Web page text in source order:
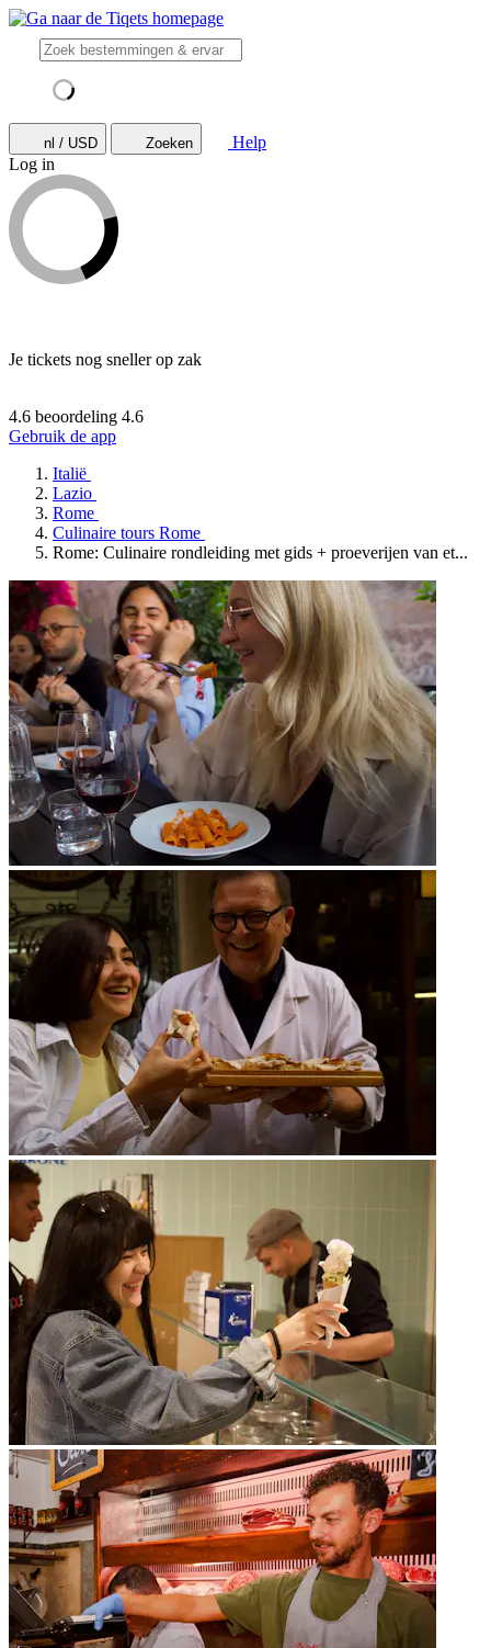
nl / USD Zoeken
Help
Log in
Je tickets nog sneller op zak
4.6 beoordeling 4.6
Gebruik de app
Italië
Lazio
Rome
Culinaire tours Rome
Rome: Culinaire rondleiding met gids + proeverijen van et...